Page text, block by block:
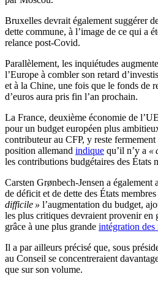
Bruxelles devrait également suggérer
dette commune, à l’image de ce qui a
relance post-Covid.
Parallèlement, les inquiétudes
l’Europe à combler son retard
et à la Chine, une fois que le fonds de
d’euros aura pris fin l’an prochain.
La France, deuxième économie de
pour un budget européen plus
contributeur au CFP, y reste
position allemand indique qu’il n’y a «
les contributions budgétaires des États
Carsten Grønbech-Jensen a également
de déficit et de dette des États
difficile » l’augmentation du budget,
les plus critiques devraient provenir en
grâce à une plus grande intégration des
Il a par ailleurs précisé que, sous
au Conseil se concentreraient
que sur son volume.